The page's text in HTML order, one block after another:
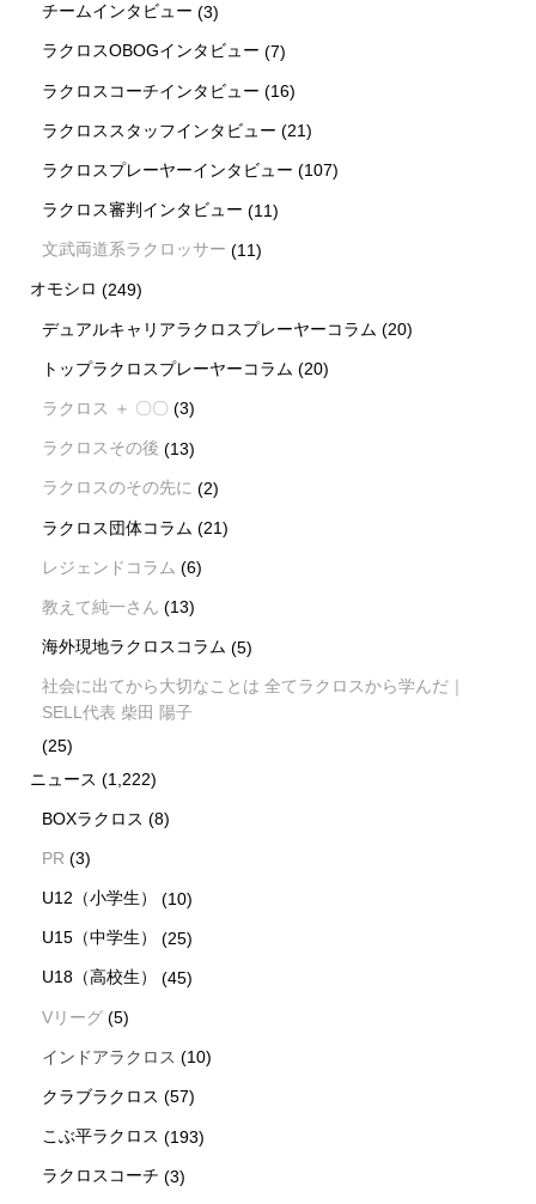
チームインタビュー (3)
ラクロスOBOGインタビュー (7)
ラクロスコーチインタビュー (16)
ラクロススタッフインタビュー (21)
ラクロスプレーヤーインタビュー (107)
ラクロス審判インタビュー (11)
文武両道系ラクロッサー (11)
オモシロ (249)
デュアルキャリアラクロスプレーヤーコラム (20)
トップラクロスプレーヤーコラム (20)
ラクロス ＋ 〇〇 (3)
ラクロスその後 (13)
ラクロスのその先に (2)
ラクロス団体コラム (21)
レジェンドコラム (6)
教えて純一さん (13)
海外現地ラクロスコラム (5)
社会に出てから大切なことは 全てラクロスから学んだ｜
SELL代表 柴田 陽子
(25)
ニュース (1,222)
BOXラクロス (8)
PR (3)
U12（小学生） (10)
U15（中学生） (25)
U18（高校生） (45)
Vリーグ (5)
インドアラクロス (10)
クラブラクロス (57)
こぶ平ラクロス (193)
ラクロスコーチ (3)